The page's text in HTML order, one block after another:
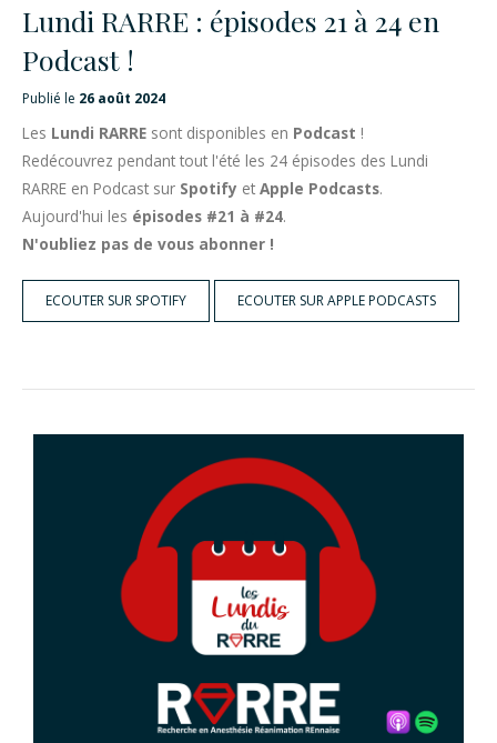
Lundi RARRE : épisodes 21 à 24 en
Podcast !
Publié le 26 août 2024
Les Lundi RARRE sont disponibles en Podcast !
Redécouvrez pendant tout l'été les 24 épisodes des Lundi
RARRE en Podcast sur Spotify et Apple Podcasts.
Aujourd'hui les épisodes #21 à #24.
N'oubliez pas de vous abonner !
ECOUTER SUR SPOTIFY ECOUTER SUR APPLE PODCASTS